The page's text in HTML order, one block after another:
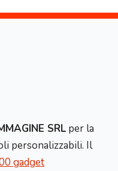
SRL per la
personalizzabili. Il
gadget